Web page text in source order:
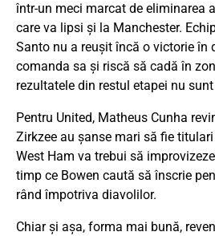
într-un meci marcat de eliminarea
care va lipsi și la Manchester.
Santo nu a reușit încă o victorie în
comanda sa și riscă să cadă în
rezultatele din restul etapei nu
Pentru United, Matheus Cunha
Zirkzee au șanse mari să fie
West Ham va trebui să
timp ce Bowen caută să înscrie
rând împotriva diavolilor.
Chiar și așa, forma mai bună,